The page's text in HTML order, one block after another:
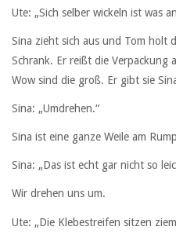
Ute: „Sich selber wickeln ist was
Sina zieht sich aus und Tom holt
Schrank. Er reißt die Verpackung
Wow sind die groß. Er gibt sie
Sina: „Umdrehen.“
Sina ist eine ganze Weile am
Sina: „Das ist echt gar nicht so
Wir drehen uns um.
Ute: „Die Klebestreifen sitzen